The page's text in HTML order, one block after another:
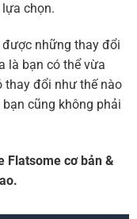
chọn.
những thay đổi
là bạn có thể vừa
thay đổi như thế nào
cũng không phải
Flatsome cơ bản &